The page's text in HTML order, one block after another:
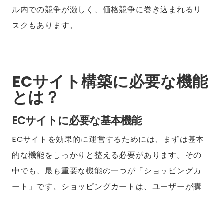
ル内での競争が激しく、価格競争に巻き込まれるリ
スクもあります。
ECサイト構築に必要な機能
とは？
ECサイトに必要な基本機能
ECサイトを効果的に運営するためには、まずは基本
的な機能をしっかりと整える必要があります。その
中でも、最も重要な機能の一つが「ショッピングカ
ート」です。ショッピングカートは、ユーザーが購